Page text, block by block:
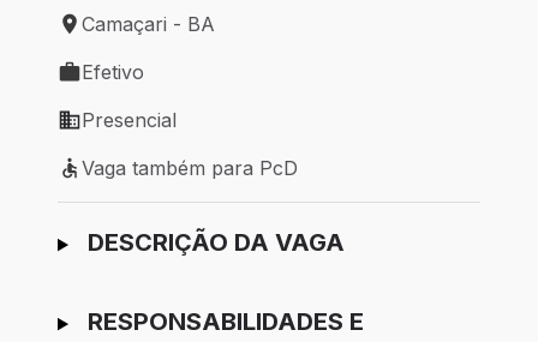
Local de trabalho: Camaçari - BA
Camaçari - BA
Tipo de vaga: Efetivo
Efetivo
Modelo de trabalho: Presencial
Presencial
Vaga também para PcD
Vaga também para PcD
Ir para candidatura
DESCRIÇÃO DA VAGA
RESPONSABILIDADES E